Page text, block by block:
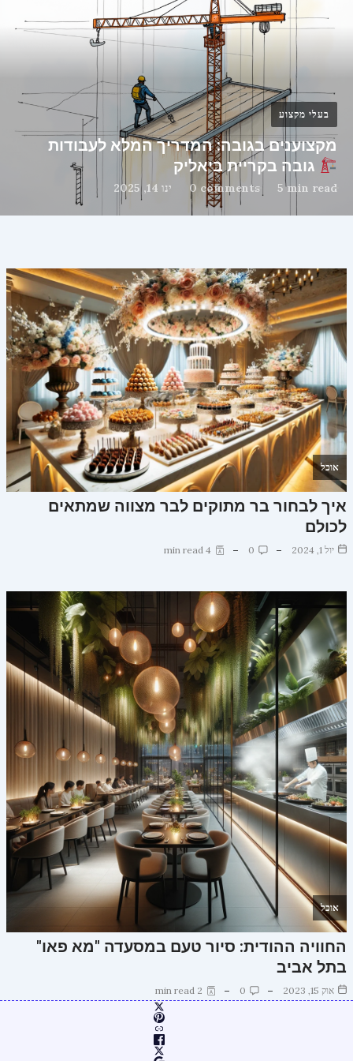
בעלי מקצוע
מקצוענים בגובה: המדריך המלא לעבודות
ינו 14, 2025 0 comments 5 min read
אוכל
איך לבחור בר מתוקים לבר מצווה שמתאים
לכולם
יול 1, 2024 0
4 min read
אוכל
החוויה ההודית: סיור טעם במסעדה "מא פאו"
בתל אביב
אוק 15, 2023 0
2 min read